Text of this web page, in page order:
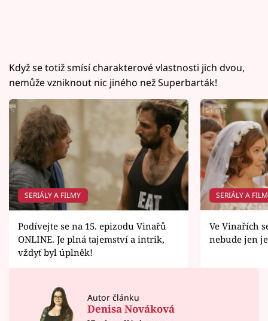
Když se totiž smísí charakterové vlastnosti jich dvou,
nemůže vzniknout nic jiného než Superbarták!
SERIÁLY A FILMY
Podívejte se na 15. epizodu Vinařů
ONLINE. Je plná tajemství a intrik,
vždyť byl úplněk!
SERIÁLY A
Ve Vinařích
nebude jen
Autor článku
Denisa Nováková